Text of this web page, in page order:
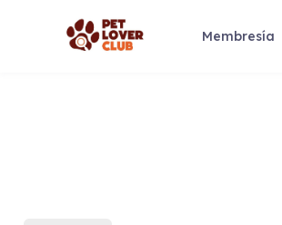
Membresía